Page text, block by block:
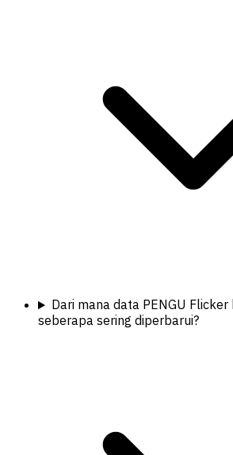
Dari mana data PENGU
seberapa sering diperbarui?